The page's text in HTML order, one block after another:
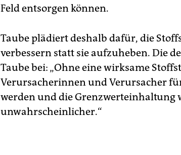
Feld entsorgen können.
Taube plädiert deshalb dafür, die
verbessern statt sie aufzuheben. Die
Taube bei: „Ohne eine wirksame
Verursacherinnen und Verursacher
werden und die Grenzwerteinhaltung
unwahrscheinlicher.“